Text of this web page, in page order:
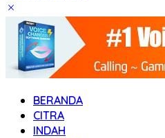
BERANDA
CITRA
INDAH